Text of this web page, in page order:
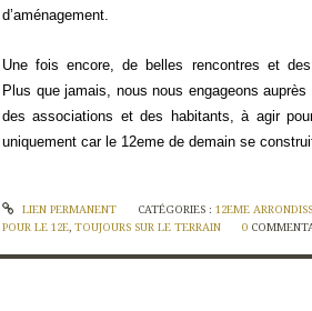
d’aménagement.
Une fois encore, de belles rencontres et des
Plus que jamais, nous nous engageons
des associations et des habitants, à agir
uniquement car le 12eme de demain se
LIEN PERMANENT CATÉGORIES : 12EME
POUR LE 12E, TOUJOURS SUR LE TERRAIN 0